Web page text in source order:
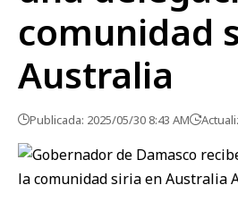
comunidad
Australia
Publicada: 2025/05/30 8:43 AM